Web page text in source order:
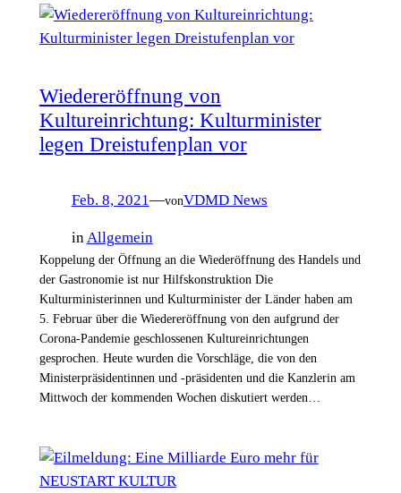
Wiedereröffnung von
Kultureinrichtung: Kulturminister
legen Dreistufenplan vor
Feb. 8, 2021—vonVDMD News
inAllgemein
Koppelung der Öffnung an die Wiederöffnung des Handels und
der Gastronomie ist nur Hilfskonstruktion Die
Kulturministerinnen und Kulturminister der Länder haben am
5. Februar über die Wiedereröffnung von den aufgrund der
Corona-Pandemie geschlossenen Kultureinrichtungen
gesprochen. Heute wurden die Vorschläge, die von den
Ministerpräsidentinnen und -präsidenten und die Kanzlerin am
Mittwoch der kommenden Wochen diskutiert werden…